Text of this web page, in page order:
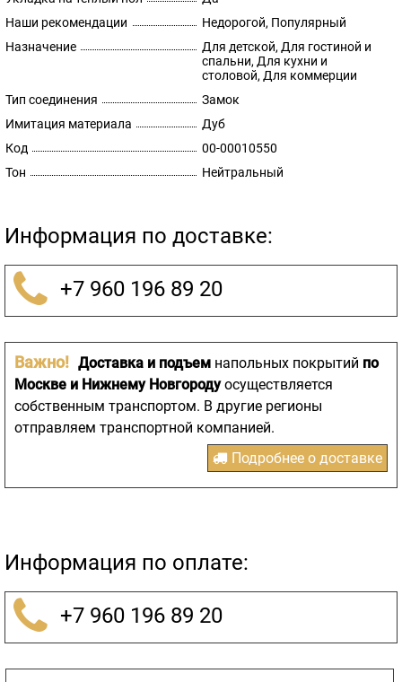
Наши рекомендации
Недорогой, Популярный
Назначение
Для детской, Для гостиной и
спальни, Для кухни и
столовой, Для коммерции
Тип соединения
Замок
Имитация материала
Дуб
Код
00-00010550
Тон
Нейтральный
Информация по доставке:
+7 960 196 89 20
Важно! Доставка и подъем напольных покрытий по
Москве и Нижнему Новгородуосуществляется
собственным транспортом. В другие регионы
отправляем транспортной компанией.
Подробнее о доставке
Информация по оплате:
+7 960 196 89 20